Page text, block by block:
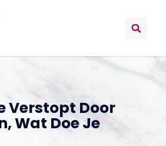
Verstopt Door
Wat Doe Je